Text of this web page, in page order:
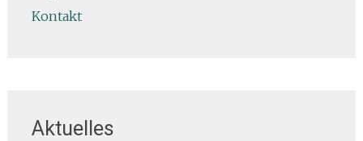
Kontakt
Aktuelles